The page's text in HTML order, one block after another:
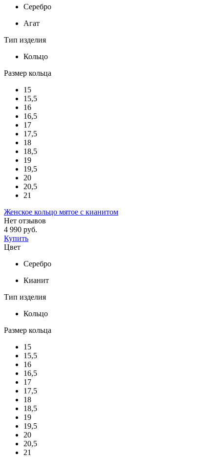
Серебро
Агат
Тип изделия
Кольцо
Размер кольца
15
15,5
16
16,5
17
17,5
18
18,5
19
19,5
20
20,5
21
Женское кольцо мятое с кианитом
Нет отзывов
4 990 руб.
Купить
Цвет
Серебро
Кианит
Тип изделия
Кольцо
Размер кольца
15
15,5
16
16,5
17
17,5
18
18,5
19
19,5
20
20,5
21